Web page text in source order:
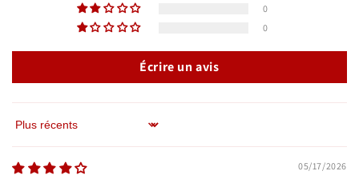
0
0
Écrire un avis
Sort by
05/17/2026